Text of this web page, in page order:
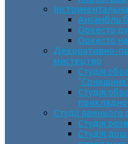
Ансамбль
Оркестр
Оркестр
Декоративно-
мистецтво
Cтудія
Студія
Студії раннього
Студія
Студія